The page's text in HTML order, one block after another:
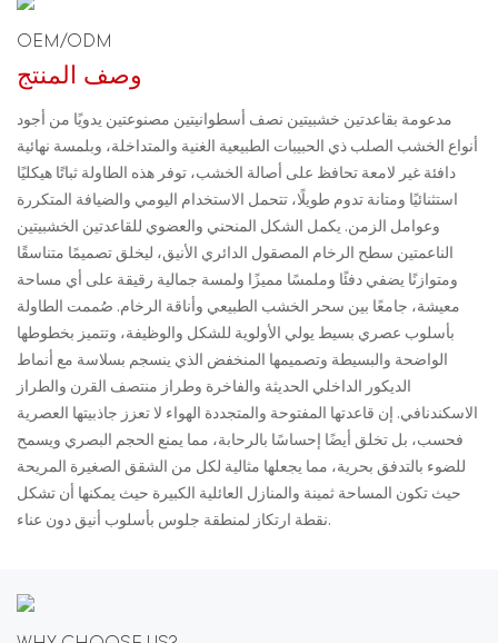
OEM/ODM
وصف المنتج
مدعومة بقاعدتين خشبيتين نصف أسطوانيتين مصنوعتين يدويًا من أجود
أنواع الخشب الصلب ذي الحبيبات الطبيعية الغنية والمتداخلة، وبلمسة نهائية
دافئة غير لامعة تحافظ على أصالة الخشب، توفر هذه الطاولة ثباتًا هيكليًا
استثنائيًا ومتانة تدوم طويلًا، تتحمل الاستخدام اليومي والضيافة المتكررة
وعوامل الزمن. يكمل الشكل المنحني والعضوي للقاعدتين الخشبيتين
الناعمتين سطح الرخام المصقول الدائري الأنيق، ليخلق تصميمًا متناسقًا
ومتوازنًا يضفي دفئًا وملمسًا مميزًا ولمسة جمالية رقيقة على أي مساحة
معيشة، جامعًا بين سحر الخشب الطبيعي وأناقة الرخام. صُممت الطاولة
بأسلوب عصري بسيط يولي الأولوية للشكل والوظيفة، وتتميز بخطوطها
الواضحة والبسيطة وتصميمها المنخفض الذي ينسجم بسلاسة مع أنماط
الديكور الداخلي الحديثة والفاخرة وطراز منتصف القرن والطراز
الاسكندنافي. إن قاعدتها المفتوحة والمتجددة الهواء لا تعزز جاذبيتها العصرية
فحسب، بل تخلق أيضًا إحساسًا بالرحابة، مما يمنع الحجم البصري ويسمح
للضوء بالتدفق بحرية، مما يجعلها مثالية لكل من الشقق الصغيرة المريحة
حيث تكون المساحة ثمينة والمنازل العائلية الكبيرة حيث يمكنها أن تشكل
نقطة ارتكاز لمنطقة جلوس بأسلوب أنيق دون عناء.